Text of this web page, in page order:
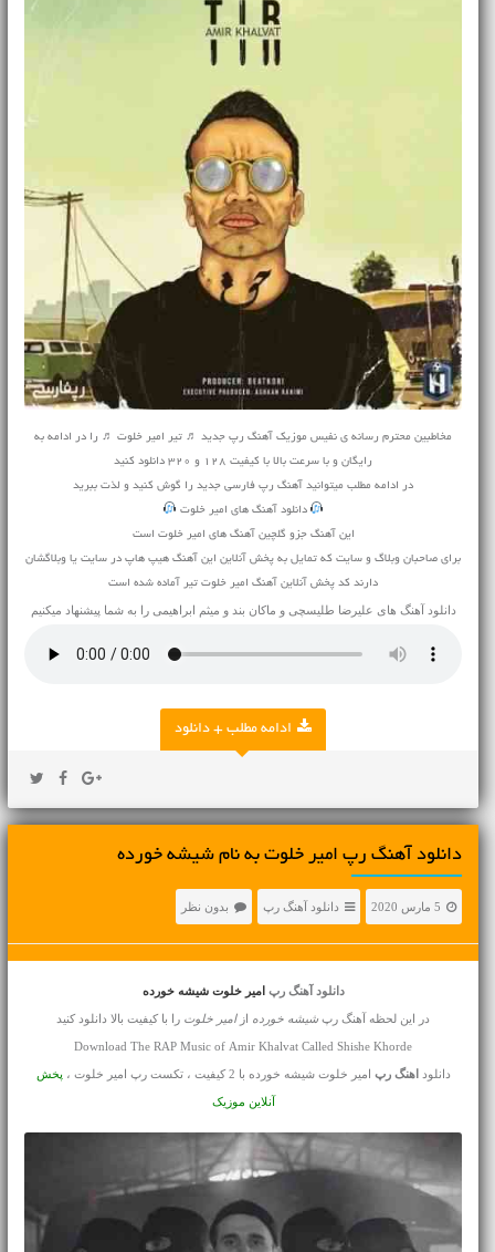
مخاطبین محترم رسانه ی نفیس موزیک آهنگ رپ جدید ♬ تیر امیر خلوت ♬ را در ادامه به
رایگان و با سرعت بالا با کیفیت 128 و 320 دانلود کنید
در ادامه مطلب میتوانید آهنگرپ فارسی جدید را گوش کنید و لذت ببرید
دانلود آهنگ های امیر خلوت
این آهنگ جزو گلچین آهنگ های امیر خلوت است
برای صاحبان وبلاگ و سایت که تمایل به پخش آنلاین این آهنگ هیپ هاپ در سایت یا وبلاگشان
دارند کد پخش آنلاین آهنگ امیر خلوت تیر آماده شده است
دانلود آهنگ های علیرضا طلیسچی و ماکان بند و میثم ابراهیمی را به شما پیشنهاد میکنیم
ادامه مطلب + دانلود
دانلود آهنگ رپ امیر خلوت به نام شیشه خورده
5 مارس 2020 دانلود آهنگ رپ بدون نظر
دانلود آهنگ رپ امیر خلوت شیشه خورده
در این لحظه آهنگ رپ شیشه خورده ازامیر خلوت را با کیفیت بالا دانلود کنید
Download The RAP Music of Amir Khalvat Called Shishe Khorde
دانلود اهنگ رپ امیر خلوت شیشه خورده با 2 کیفیت ، تکست رپ امیر خلوت ، پخش
آنلاین موزیک